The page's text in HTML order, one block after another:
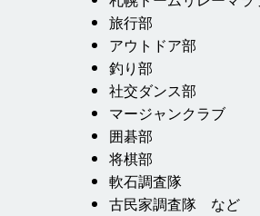
旅行部
アウトドア部
釣り部
社交ダンス部
マージャンクラブ
囲碁部
将棋部
軟石調査隊
古民家調査隊 など